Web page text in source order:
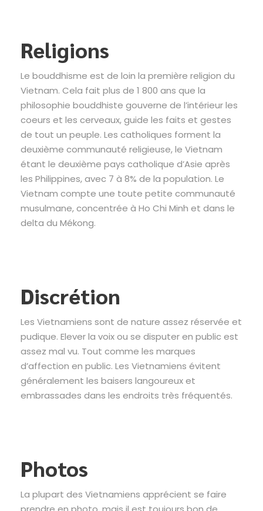
Religions
Le bouddhisme est de loin la première religion du
Vietnam. Cela fait plus de 1 800 ans que la
philosophie bouddhiste gouverne de l’intérieur les
coeurs et les cerveaux, guide les faits et gestes
de tout un peuple. Les catholiques forment la
deuxième communauté religieuse, le Vietnam
étant le deuxième pays catholique d’Asie après
les Philippines, avec 7 à 8% de la population. Le
Vietnam compte une toute petite communauté
musulmane, concentrée à Ho Chi Minh et dans le
delta du Mékong.
Discrétion
Les Vietnamiens sont de nature assez réservée et
pudique. Elever la voix ou se disputer en public est
assez mal vu. Tout comme les marques
d’affection en public. Les Vietnamiens évitent
généralement les baisers langoureux et
embrassades dans les endroits très fréquentés.
Photos
La plupart des Vietnamiens apprécient se faire